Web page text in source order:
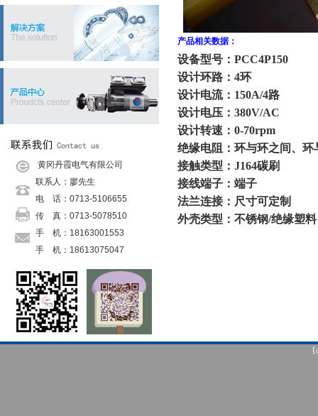
黄冈丹霞电气有限公司
联系人：廖先生
电 话：0713-5106655
传 真：0713-5078510
手 机：18163001553
手 机： 18613075047
18271533530
传 真：0713-5078510
邮 箱：danxiadianqi@126.com
网 址：danxiadianqi@126.com
地 址：罗田县栗子坳村二组
产品相关数据：
设备型号：PCC4P150
设计环路：4环
设计电流：150A/4路
设计电压：380V/AC
设计转速：0-70rpm
绝缘电阻：环与环之间、
接触类型：J164碳刷
接线端子：端子
法兰连接：尺寸可定制
外壳类型：不锈钢/绝缘塑料